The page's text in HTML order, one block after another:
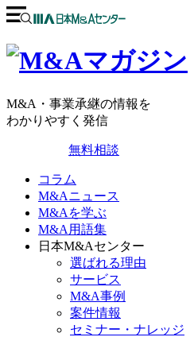
M&A・事業承継の情報を
わかりやすく発信
無料相談
コラム
M&Aニュース
M&Aを学ぶ
M&A用語集
日本M&Aセンター
選ばれる理由
サービス
M&A事例
案件情報
セミナー・ナレッジ